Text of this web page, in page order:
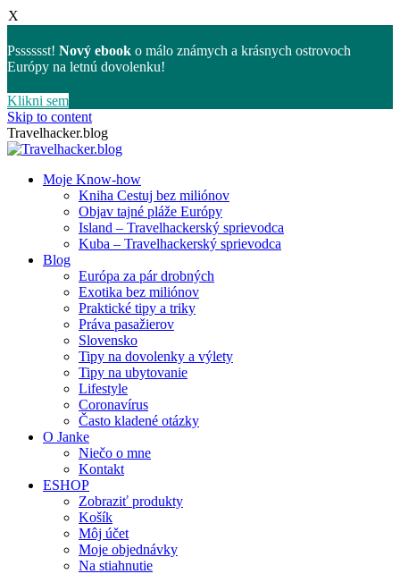
X
Psssssst! Nový ebook o málo známych a krásnych ostrovoch
Európy na letnú dovolenku!
Klikni sem
Skip to content
Travelhacker.blog
Moje Know-how
Kniha Cestuj bez miliónov
Objav tajné pláže Európy
Island – Travelhackerský sprievodca
Kuba – Travelhackerský sprievodca
Blog
Európa za pár drobných
Exotika bez miliónov
Praktické tipy a triky
Práva pasažierov
Slovensko
Tipy na dovolenky a výlety
Tipy na ubytovanie
Lifestyle
Coronavírus
Často kladené otázky
O Janke
Niečo o mne
Kontakt
ESHOP
Zobraziť produkty
Košík
Môj účet
Moje objednávky
Na stiahnutie